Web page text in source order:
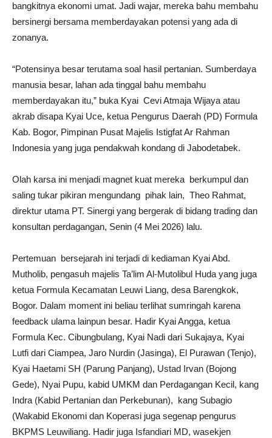
bangkitnya ekonomi umat. Jadi wajar, mereka bahu membahu
bersinergi bersama memberdayakan potensi yang ada di
zonanya.
“Potensinya besar terutama soal hasil pertanian. Sumberdaya
manusia besar, lahan ada tinggal bahu membahu
memberdayakan itu,” buka Kyai Cevi Atmaja Wijaya atau
akrab disapa Kyai Uce, ketua Pengurus Daerah (PD) Formula
Kab. Bogor, Pimpinan Pusat Majelis Istigfat Ar Rahman
Indonesia yang juga pendakwah kondang di Jabodetabek.
Olah karsa ini menjadi magnet kuat mereka berkumpul dan
saling tukar pikiran mengundang pihak lain, Theo Rahmat,
direktur utama PT. Sinergi yang bergerak di bidang trading dan
konsultan perdagangan, Senin (4 Mei 2026) lalu.
Pertemuan bersejarah ini terjadi di kediaman Kyai Abd.
Mutholib, pengasuh majelis Ta’lim Al-Mutolibul Huda yang juga
ketua Formula Kecamatan Leuwi Liang, desa Barengkok,
Bogor. Dalam moment ini beliau terlihat sumringah karena
feedback ulama lainpun besar. Hadir Kyai Angga, ketua
Formula Kec. Cibungbulang, Kyai Nadi dari Sukajaya, Kyai
Lutfi dari Ciampea, Jaro Nurdin (Jasinga), El Purawan (Tenjo),
Kyai Haetami SH (Parung Panjang), Ustad Irvan (Bojong
Gede), Nyai Pupu, kabid UMKM dan Perdagangan Kecil, kang
Indra (Kabid Pertanian dan Perkebunan), kang Subagio
(Wakabid Ekonomi dan Koperasi juga segenap pengurus
BKPMS Leuwiliang. Hadir juga Isfandiari MD, wasekjen